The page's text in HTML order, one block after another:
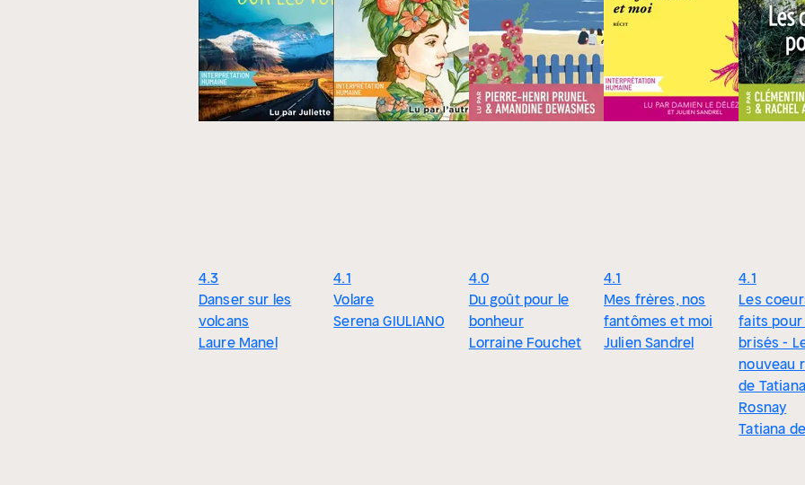
4.3
Danser sur les
volcans
Laure Manel
4.1
Volare
Serena GIULIANO
4.0
Du goût pour le
bonheur
Lorraine Fouchet
4.1
Mes frères, nos
fantômes et moi
Julien Sandrel
4.1
Les
faits
brisés -
nouveau
de
Rosnay
Tatiana